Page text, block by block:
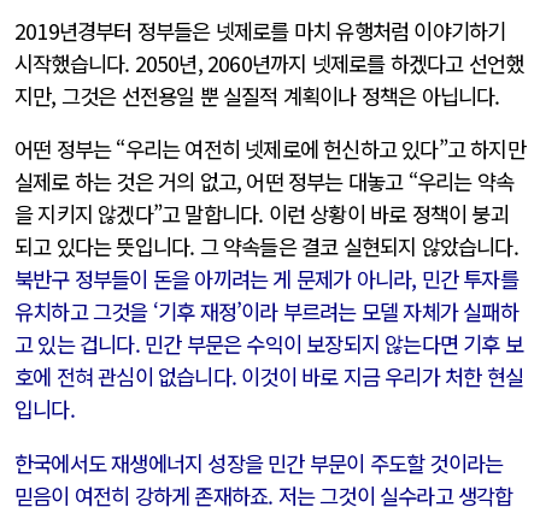
2019년경부터 정부들은 넷제로를 마치 유행처럼 이야기하기
시작했습니다. 2050년, 2060년까지 넷제로를 하겠다고 선언했
지만, 그것은 선전용일 뿐 실질적 계획이나 정책은 아닙니다.
어떤 정부는 “우리는 여전히 넷제로에 헌신하고 있다”고 하지만
실제로 하는 것은 거의 없고, 어떤 정부는 대놓고 “우리는 약속
을 지키지 않겠다”고 말합니다. 이런 상황이 바로 정책이 붕괴
되고 있다는 뜻입니다. 그 약속들은 결코 실현되지 않았습니다.
북반구 정부들이 돈을 아끼려는 게 문제가 아니라, 민간 투자를
유치하고 그것을 ‘기후 재정’이라 부르려는 모델 자체가 실패하
고 있는 겁니다. 민간 부문은 수익이 보장되지 않는다면 기후 보
호에 전혀 관심이 없습니다. 이것이 바로 지금 우리가 처한 현실
입니다.
한국에서도 재생에너지 성장을 민간 부문이 주도할 것이라는
믿음이 여전히 강하게 존재하죠. 저는 그것이 실수라고 생각합